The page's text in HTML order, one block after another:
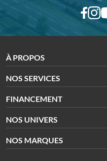
À PROPOS
NOS SERVICES
FINANCEMENT
NOS UNIVERS
NOS MARQUES